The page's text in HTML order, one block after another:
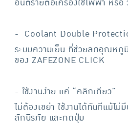
อันตรายต่อเครื่องใช้ไฟฟ้า หรือ
- Coolant Double
ระบบความเย็น ที่ช่วยลดอุณหภูมิ
ของ ZAFEZONE CLICK
- ใช้งานง่าย แค่ “คลิกเดียว”
ไม่ต้องเขย่า ใช้งานได้ทันทีแม้ไ
ลักนิรภัย และกดปุ่ม